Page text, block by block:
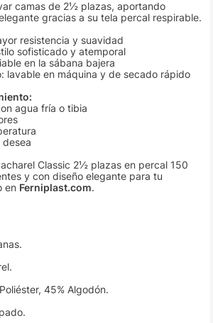
camas de 2½ plazas, aportando
gracias a su tela percal respirable.
resistencia y suavidad
sofisticado y atemporal
en la sábana bajera
lavable en máquina y de secado rápido
agua fría o tibia
desea
Classic 2½ plazas en percal 150
y con diseño elegante para tu
en Ferniplast.com.
45% Algodón.